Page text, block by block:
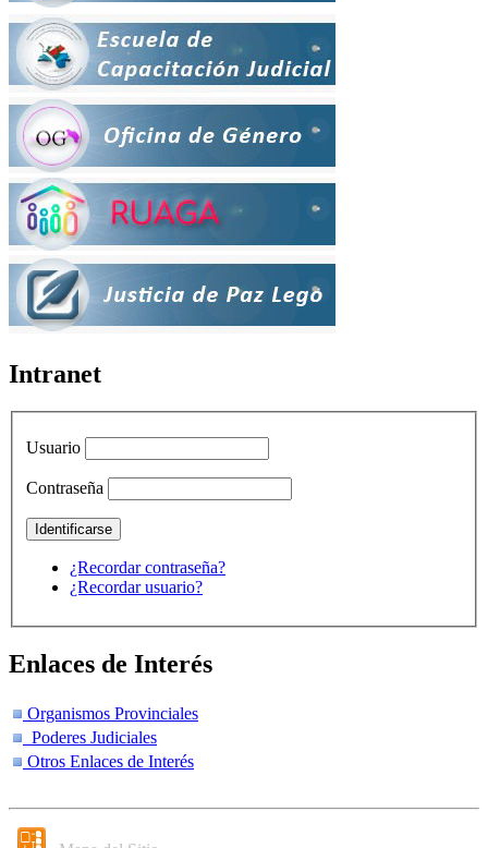
Intranet
Usuario
Contraseña
¿Recordar contraseña?
¿Recordar usuario?
Enlaces de Interés
Organismos Provinciales
Poderes Judiciales
Otros Enlaces de Interés